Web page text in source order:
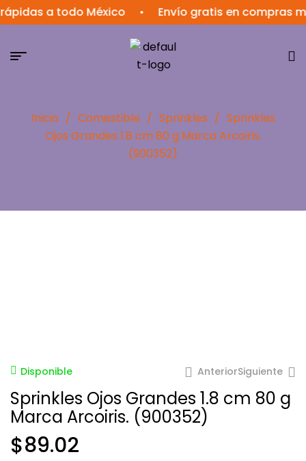
a todo México • Envío gratis en compras
Inicio / Comestible / Sprinkles / Sprinkles
Ojos Grandes 1.8 cm 80 g Marca Arcoiris.
(900352)
Disponible AnteriorSiguiente
Sprinkles Ojos Grandes 1.8 cm 80 g
Marca Arcoiris. (900352)
$89.02